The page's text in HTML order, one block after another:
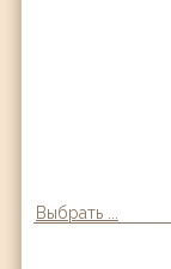
Выбрать ...